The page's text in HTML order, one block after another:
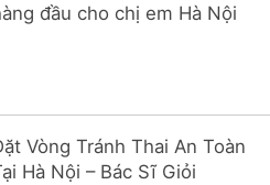
đầu cho chị em Hà Nội
Vòng Tránh Thai An Toàn
Hà Nội – Bác Sĩ Giỏi